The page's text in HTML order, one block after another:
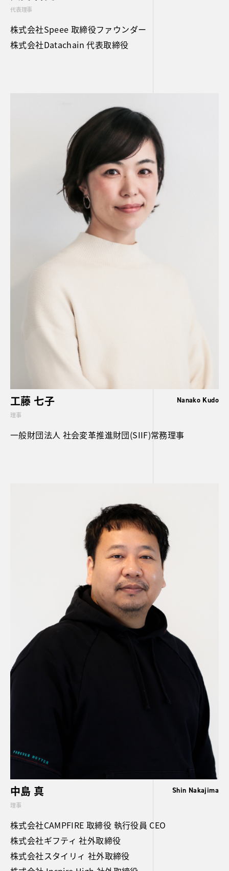
代表理事
株式会社Speee 取締役ファウンダー
株式会社Datachain 代表取締役
工藤 七子 Nanako Kudo
理事
一般財団法人 社会変革推進財団(SIIF)常務理事
中島 真 Shin Nakajima
理事
株式会社CAMPFIRE 取締役 執行役員 CEO
株式会社ギフティ 社外取締役
株式会社スタイリィ 社外取締役